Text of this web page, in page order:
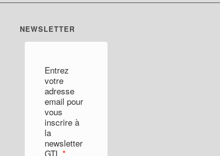
NEWSLETTER
Entrez
votre
adresse
email pour
vous
inscrire à
la
newsletter
GTL*